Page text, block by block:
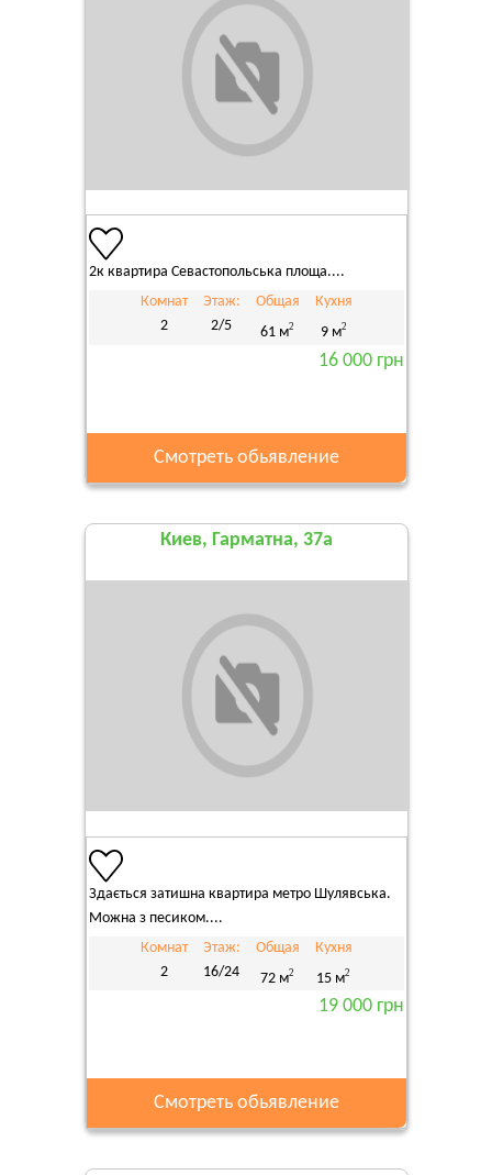
2к квартира Севастопольська площа....
Комнат
2
Этаж:
2/5
Общая
61 м2
Кухня
9 м2
16 000 грн
Смотреть обьявление
Киев, Гарматна, 37а
Здається затишна квартира метро Шулявська.
Можна з песиком....
Комнат
2
Этаж:
16/24
Общая
72 м2
Кухня
15 м2
19 000 грн
Смотреть обьявление